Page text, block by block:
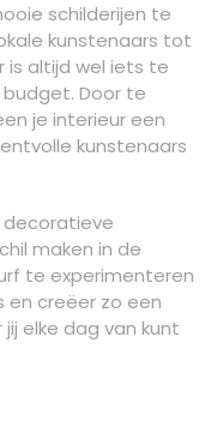
schilderijen te
kunstenaars tot
is altijd wel iets te
Door te
je interieur een
kunstenaars
decoratieve
maken in de
te experimenteren
en creëer zo een
elke dag van kunt